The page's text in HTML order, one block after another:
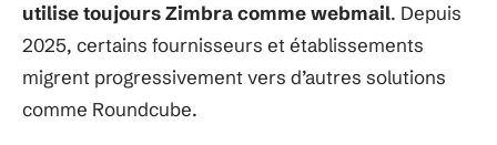
utilise toujours Zimbra comme webmail. Depuis
2025, certains fournisseurs et établissements
migrent progressivement vers d’autres solutions
comme Roundcube.